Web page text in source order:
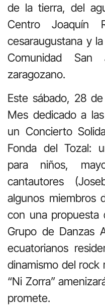
de la tierra, del
Centro Joaquín
cesaraugustana y
Comunidad
zaragozano.
Este sábado, 28
Mes dedicado a
un Concierto
Fonda del Tozal:
para niños,
cantautores
algunos miembros
con una propuesta
Grupo de Danzas
ecuatorianos
dinamismo del rock
“Ni Zorra”
promete.